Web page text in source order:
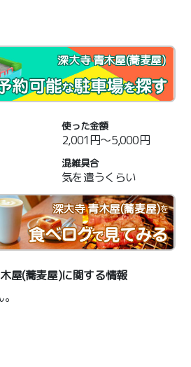
深大寺 青木屋(蕎麦屋)
使った金額
2,001円～5,000円
混雑具合
気を遣うくらい
深大寺 青木屋(蕎麦屋)を
屋(蕎麦屋)に関する情報